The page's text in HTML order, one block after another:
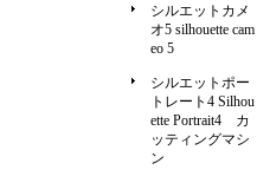
シルエットカメ
オ5 silhouette cam
eo 5
シルエットポー
トレート4 Silhou
ette Portrait4 カ
ッティングマシ
ン